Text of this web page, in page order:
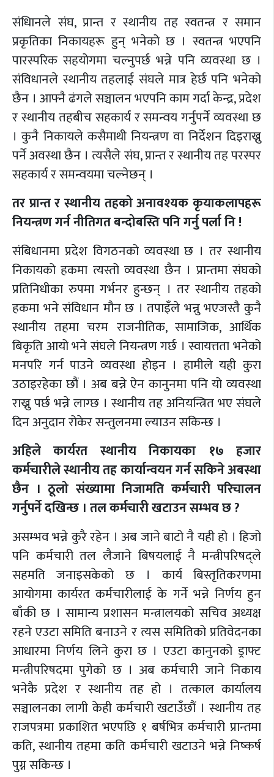
संधिानले संघ, प्रान्त र स्थानीय तह स्वतन्त्र र समान
प्रकृतिका निकायहरू हुन् भनेको छ । स्वतन्त्र भएपनि
पारस्परिक सहयोगमा चल्नुपर्छ भन्ने पनि व्यवस्था छ ।
संविधानले स्थानीय तहलाई संघले मात्र हेर्छ पनि भनेको
छैन । आफ्नै ढंगले सञ्चालन भएपनि काम गर्दा केन्द्र, प्रदेश
र स्थानीय तहबीच सहकार्य र समन्वय गर्नुपर्ने व्यवस्था छ
। कुनै निकायले कसैमाथी नियन्त्रण वा निर्देशन दिइराख्नु
पर्ने अवस्था छैन । त्यसैले संघ, प्रान्त र स्थानीय तह परस्पर
सहकार्य र समन्वयमा चल्नेछन् ।
तर प्रान्त र स्थानीय तहको अनावश्यक कृयाकलापहरू
नियन्त्रण गर्न नीतिगत बन्दोबस्ति पनि गर्नु पर्ला नि !
संबिधानमा प्रदेश विगठनको व्यवस्था छ । तर स्थानीय
निकायको हकमा त्यस्तो व्यवस्था छैन । प्रान्तमा संघको
प्रतिनिधीका रुपमा गर्भनर हुन्छन् । तर स्थानीय तहको
हकमा भने संविधान मौन छ । तपाइँले भन्नु भएजस्तै कुनै
स्थानीय तहमा चरम राजनीतिक, सामाजिक, आर्थिक
बिकृति आयो भने संघले नियन्त्रण गर्छ । स्वायत्तता भनेको
मनपरि गर्न पाउने व्यवस्था होइन । हामीले यही कुरा
उठाइरहेका छौं । अब बन्ने ऐन कानुनमा पनि यो व्यवस्था
राख्नु पर्छ भन्ने लाग्छ । स्थानीय तह अनियन्त्रित भए संघले
दिन अनुदान रोकेर सन्तुलनमा ल्याउन सकिन्छ ।
अहिले कार्यरत स्थानीय निकायका १७ हजार
कर्मचारीले स्थानीय तह कार्यान्वयन गर्न सकिने अबस्था
छैन । ठूलो संख्यामा निजामति कर्मचारी परिचालन
गर्नुपर्ने दखिन्छ । तल कर्मचारी खटाउन सम्भव छ ?
असम्भव भन्ने कुरै रहेन । अब जाने बाटो नै यही हो । हिजो
पनि कर्मचारी तल लैजाने बिषयलाई नै मन्त्रीपरिषद्ले
सहमति जनाइसकेको छ । कार्य बिस्तृतिकरणमा
आयोगमा कार्यरत कर्मचारीलाई के गर्ने भन्ने निर्णय हुन
बाँकी छ । सामान्य प्रशासन मन्त्रालयको सचिव अध्यक्ष
रहने एउटा समिति बनाउने र त्यस समितिको प्रतिवेदनका
आधारमा निर्णय लिने कुरा छ । एउटा कानुनको ड्राफ्ट
मन्त्रीपरिषदमा पुगेको छ । अब कर्मचारी जाने निकाय
भनेकै प्रदेश र स्थानीय तह हो । तत्काल कार्यालय
सञ्चालनका लागी केही कर्मचारी खटाउँछौं । स्थानीय तह
राजपत्रमा प्रकाशित भएपछि १ बर्षभित्र कर्मचारी प्रान्तमा
कति, स्थानीय तहमा कति कर्मचारी खटाउने भन्ने निष्कर्ष
पुग्न सकिन्छ ।